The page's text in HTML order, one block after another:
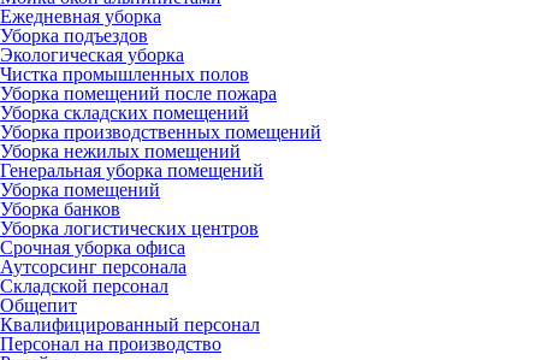
Ежедневная уборка
Уборка подъездов
Экологическая уборка
Чистка промышленных полов
Уборка помещений после пожара
Уборка складских помещений
Уборка производственных помещений
Уборка нежилых помещений
Генеральная уборка помещений
Уборка помещений
Уборка банков
Уборка логистических центров
Срочная уборка офиса
Аутсорсинг персонала
Складской персонал
Общепит
Квалифицированный персонал
Персонал на производство